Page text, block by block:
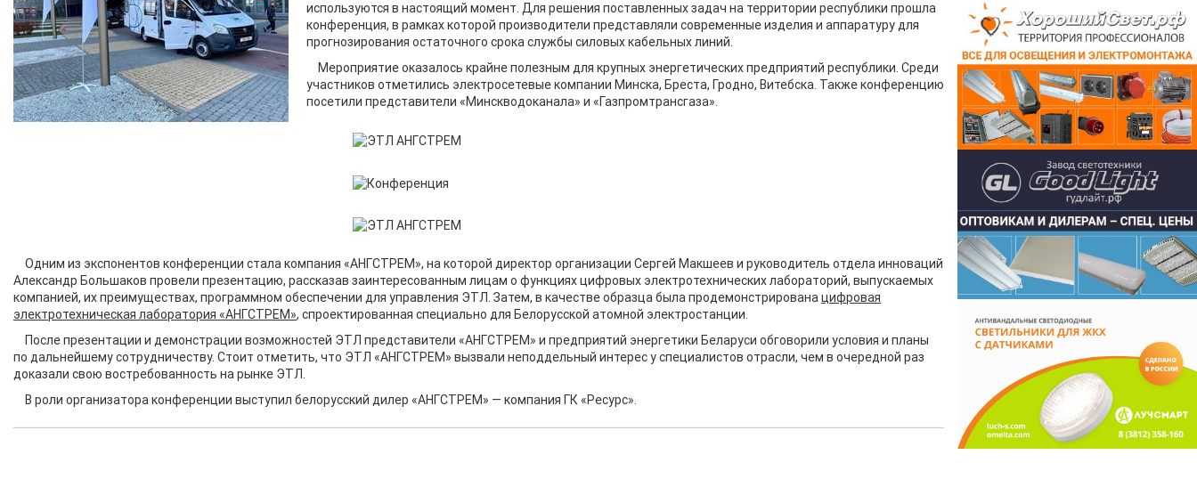
используются в настоящий момент. Для решения поставленных задач на территории республики прошла
конференция, в рамках которой производители представляли современные изделия и аппаратуру для
прогнозирования остаточного срока службы силовых кабельных линий.
Мероприятие оказалось крайне полезным для крупных энергетических предприятий республики. Среди
участников отметились электросетевые компании Минска, Бреста, Гродно, Витебска. Также конференцию
посетили представители «Минскводоканала» и «Газпромтрансгаза».
Одним из экспонентов конференции стала компания «АНГСТРЕМ», на которой директор организации Сергей Макшеев и руководитель отдела инноваций
Александр Большаков провели презентацию, рассказав заинтересованным лицам о функциях цифровых электротехнических лабораторий, выпускаемых
компанией, их преимуществах, программном обеспечении для управления ЭТЛ. Затем, в качестве образца была продемонстрированацифровая
электротехническая лаборатория «АНГСТРЕМ», спроектированная специально для Белорусской атомной электростанции.
После презентации и демонстрации возможностей ЭТЛ представители «АНГСТРЕМ» и предприятий энергетики Беларуси обговорили условия и планы
по дальнейшему сотрудничеству. Стоит отметить, что ЭТЛ «АНГСТРЕМ» вызвали неподдельный интерес у специалистов отрасли, чем в очередной раз
доказали свою востребованность на рынке ЭТЛ.
В роли организатора конференции выступил белорусский дилер «АНГСТРЕМ» — компания ГК «Ресурс».